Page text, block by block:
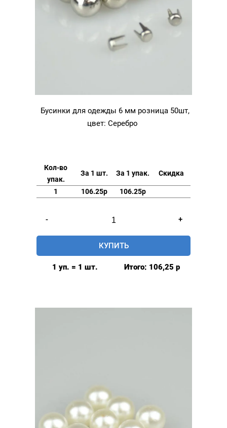
Бусинки для одежды 6 мм розница 50шт,
цвет: Серебро
Кол-во
упак.
За 1 шт. За 1 упак. Скидка
1 106.25р 106.25р
-
товара
Бусинки
для
+
КУПИТЬ
1 уп. = 1 шт. Итого: 106,25 р